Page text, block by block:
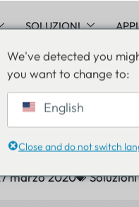
SOLUZIONI
per il
in
marzo 2020
We've detected you
you want to change to:
English
Close and do not switch